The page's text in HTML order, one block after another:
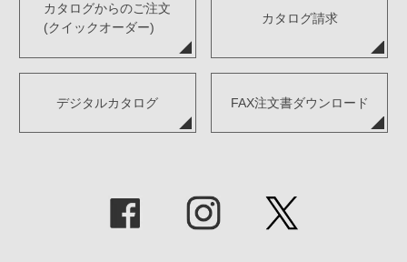
カタログからのご注文
(クイックオーダー)
カタログ請求
デジタルカタログ FAX注文書ダウンロード